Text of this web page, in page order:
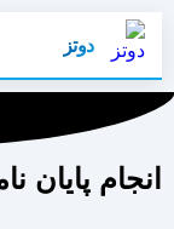
دوتز
انجام